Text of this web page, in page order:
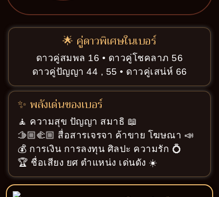
🌟 คู่ดาวพิเศษในเบอร์
ดาวคู่สมพล 16 • ดาวคู่โชคลาภ 56
ดาวคู่ปัญญา 44 , 55 • ดาวคู่เสน่ห์ 66
✨ พลังเด่นของเบอร์
🧘 ความสุข ปัญญา สมาธิ 📖
🫱🏼‍🫲🏼 สื่อสารเจรจา ค้าขาย โฆษณา 📣
💰 การเงิน การลงทุน ศิลปะ ความรัก 💍
🏆 ชื่อเสียง ยศ ตำแหน่ง เด่นดัง ☀️